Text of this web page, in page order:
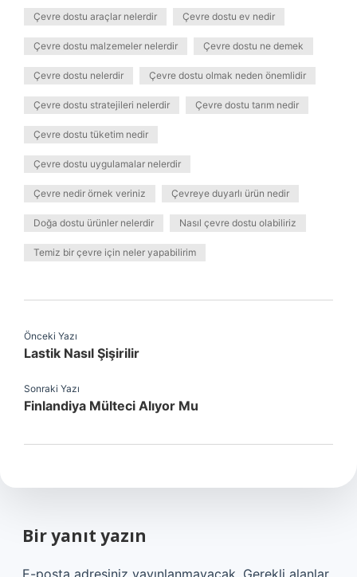
Çevre dostu araçlar nelerdir Çevre dostu ev nedir
Çevre dostu malzemeler nelerdir Çevre dostu ne demek
Çevre dostu nelerdir Çevre dostu olmak neden önemlidir
Çevre dostu stratejileri nelerdir Çevre dostu tarım nedir
Çevre dostu tüketim nedir
Çevre dostu uygulamalar nelerdir
Çevre nedir örnek veriniz Çevreye duyarlı ürün nedir
Doğa dostu ürünler nelerdir Nasıl çevre dostu olabiliriz
Temiz bir çevre için neler yapabilirim
Önceki Yazı
Lastik Nasıl Şişirilir
Sonraki Yazı
Finlandiya Mülteci Alıyor Mu
Bir yanıt yazın
E-posta adresiniz yayınlanmayacak. Gerekli alanlar